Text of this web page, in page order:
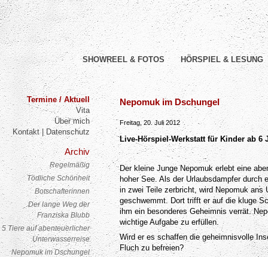
HÖRSPIEL & LESUNG
SHOWREEL & FOTOS
Nepomuk im Dschungel
Freitag, 20. Juli 2012
Live-Hörspiel-Werkstatt für Kinder ab 6
Der kleine Junge Nepomuk erlebt eine
hoher See. Als der Urlaubsdampfer durch
in zwei Teile zerbricht, wird Nepomuk ans
geschwemmt. Dort trifft er auf die kluge
ihm ein besonderes Geheimnis verrät.
wichtige Aufgabe zu erfüllen.
Wird er es schaffen die geheimnisvolle
Fluch zu befreien?
Post navigation
Termine / Aktuell
Vita
Über mich
Kontakt | Datenschutz
Archiv
Regelmäßig
Tödliche Schönheit
Botschafterinnen
Der lange Weg der
Franziska Blubb
5 Tiere auf abenteuerlicher
Unterwasserreise
Nepomuk im Dschungel